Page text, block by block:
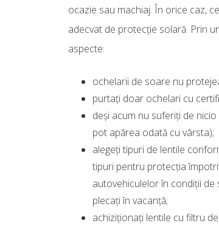
ocazie sau machiaj. În orice caz,
adecvat de protecţie solară. Prin
aspecte:
ochelarii de soare nu
purtaţi doar ochelari cu
deşi acum nu suferiţi de
pot apărea odată cu vârsta);
alegeţi tipuri de lentile
tipuri pentru protecţia
autovehiculelor în condiţii
plecaţi în vacanţă;
achiziţionaţi lentile cu filtru